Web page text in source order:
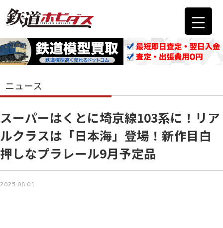
ニュース
スーパーはくとに埼京線103系に！リア
ルクラスは「日本海」登場！新作目白
押しなプラレール9月予定品
2025.08.01